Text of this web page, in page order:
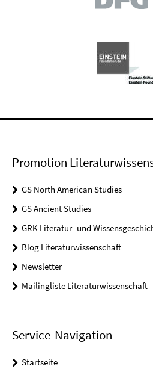
Promotion
GS North American Studies
GS Ancient Studies
GRK Literatur- und
Blog Literaturwissenschaft
Newsletter
Mailingliste Literaturwissenschaft
Service-Navigation
Startseite